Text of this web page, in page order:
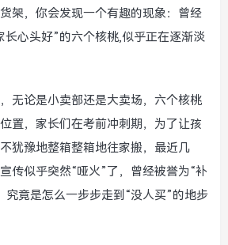
架，你会发现一个有趣的现象：曾经
长心头好”的六个核桃,似乎正在逐渐淡
无论是小卖部还是大卖场，六个核桃
置，家长们在考前冲刺期，为了让孩
犹豫地整箱整箱地往家搬，最近几
传似乎突然“哑火”了，曾经被誉为“补
究竟是怎么一步步走到“没人买”的地步